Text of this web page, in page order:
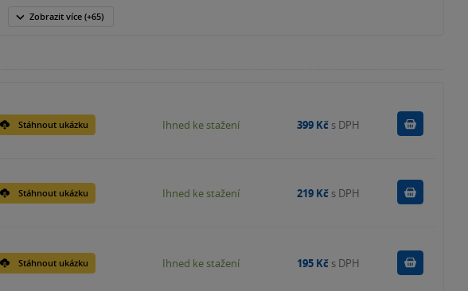
Zobrazit více(+65)
Stáhnout ukázku Ihned ke stažení 399 Kč s DPH Koupit
Stáhnout ukázku Ihned ke stažení 219 Kč s DPH Koupit
Stáhnout ukázku Ihned ke stažení 195 Kč s DPH Koupit